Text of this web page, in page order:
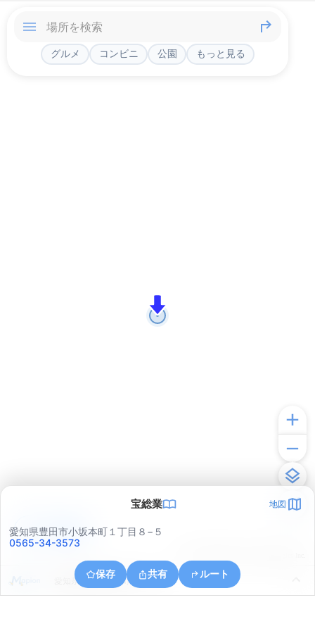
グルメ コンビニ 公園 もっと見る
宝総業 地図
愛知県豊田市小坂本町１丁目８−５
0565-34-3573
保存 共有 ルート
愛知県豊田市陣中町２丁目４
アプリで見る